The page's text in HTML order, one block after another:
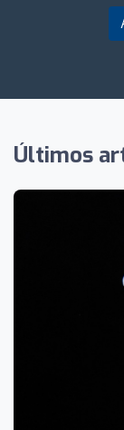
Últimos